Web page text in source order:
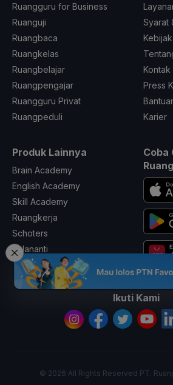
Ruangguru for Business
Ruanguji
Ruangbaca
Ruangkelas
Ruangbelajar
Ruangpengajar
Ruangguru Privat
Ruangpeduli
Syarat
Kontak
Press
Karier
Produk Lainnya
Brain Academy
English Academy
Skill Academy
Ruangkerja
Schoters
Kalananti
Coba
Ikuti Kami
© 2026 All Rights Reserved PT.